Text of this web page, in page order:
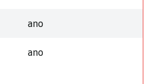
ano
ano